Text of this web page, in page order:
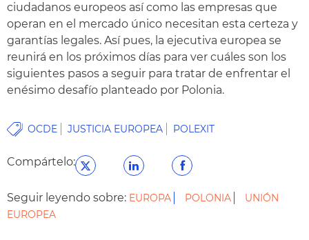
ciudadanos europeos así como las empresas que
operan en el mercado único necesitan esta certeza y
garantías legales. Así pues, la ejecutiva europea se
reunirá en los próximos días para ver cuáles son los
siguientes pasos a seguir para tratar de enfrentar el
enésimo desafío planteado por Polonia.
OCDE JUSTICIA EUROPEA POLEXIT
Compártelo:
Seguir leyendo sobre: EUROPA POLONIA
UNIÓN
EUROPEA